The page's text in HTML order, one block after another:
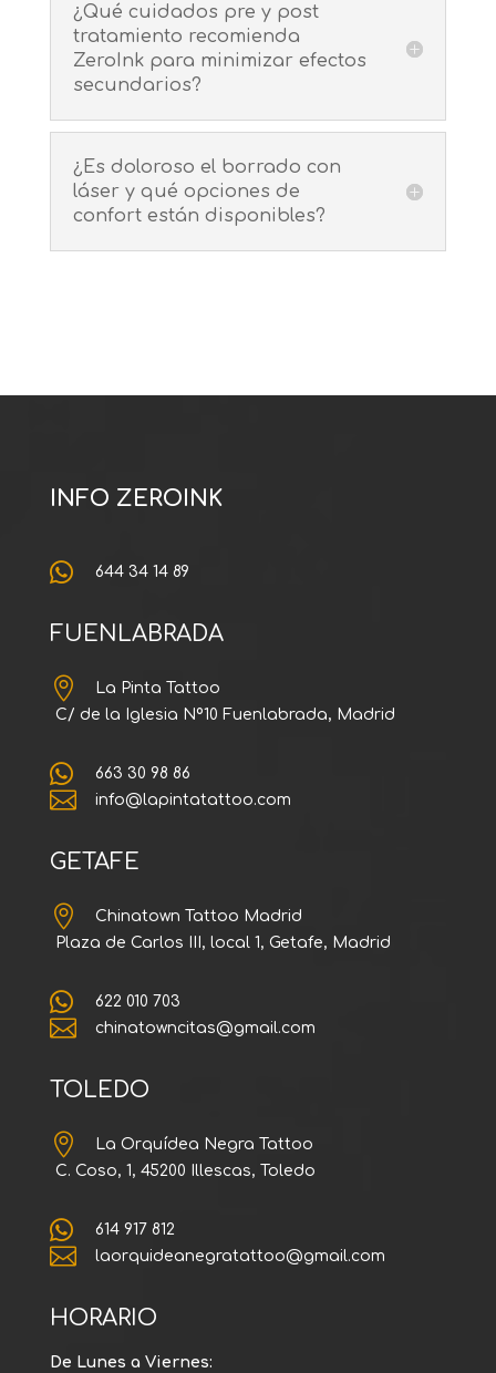
¿Qué cuidados pre y post
tratamiento recomienda
ZeroInk para minimizar efectos
secundarios?
¿Es doloroso el borrado con
láser y qué opciones de
confort están disponibles?
INFO ZEROINK
 644 34 14 89
FUENLABRADA

La Pinta Tattoo
C/ de la Iglesia Nº10 Fuenlabrada, Madrid
 663 30 98 86
 info@lapintatattoo.com
GETAFE

Chinatown Tattoo Madrid
Plaza de Carlos III, local 1, Getafe, Madrid
 622 010 703
 chinatowncitas@gmail.com
TOLEDO

La Orquídea Negra Tattoo
C. Coso, 1, 45200 Illescas, Toledo
 614 917 812
 laorquideanegratattoo@gmail.com
HORARIO
De Lunes a Viernes: